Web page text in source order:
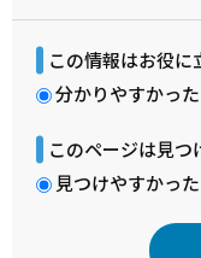
この情報はお役に
分かりやすかった
このページは見つ
見つけやすかった